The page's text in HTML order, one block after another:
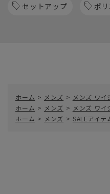
セットアップ ポ
ホーム > メンズ > メンズ ワイ
ホーム > メンズ > メンズ ワイ
ホーム > メンズ > SALEアイテ